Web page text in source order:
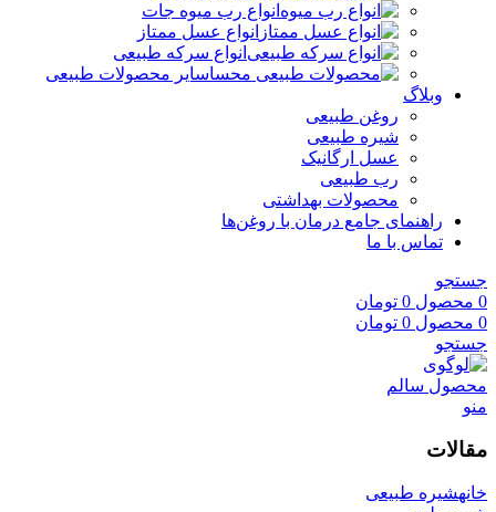
انواع رب میوه جات
انواع عسل ممتاز
انواع سرکه طبیعی
سایر محصولات طبیعی
وبلاگ
روغن طبیعی
شیره طبیعی
عسل ارگانیک
رب طبیعی
محصولات بهداشتی
راهنمای جامع درمان با روغن‌ها
تماس با ما
جستجو
0 محصول 0 تومان
0 محصول 0 تومان
جستجو
منو
مقالات
خانهشیره طبیعی